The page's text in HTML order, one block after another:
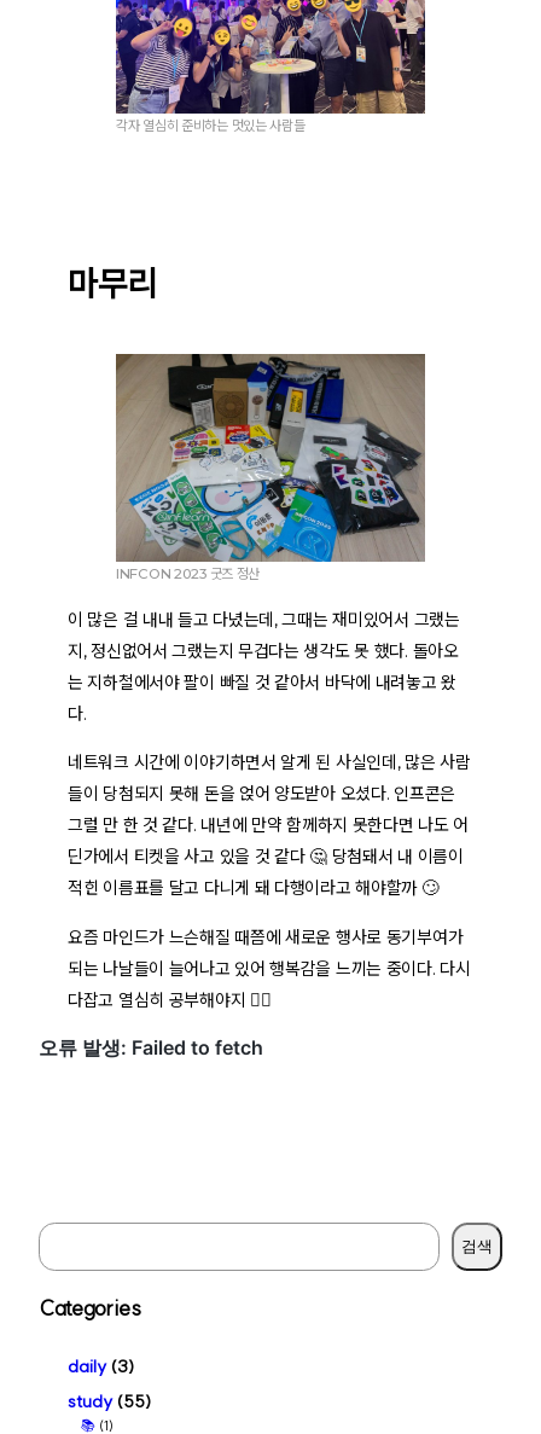
각자 열심히 준비하는 멋있는 사람들
마무리
INFCON 2023 굿즈 정산
이 많은 걸 내내 들고 다녔는데, 그때는 재미있어서 그랬는
지, 정신없어서 그랬는지 무겁다는 생각도 못 했다. 돌아오
는 지하철에서야 팔이 빠질 것 같아서 바닥에 내려놓고 왔
다.
네트워크 시간에 이야기하면서 알게 된 사실인데, 많은 사람
들이 당첨되지 못해 돈을 얹어 양도받아 오셨다. 인프콘은
그럴 만 한 것 같다. 내년에 만약 함께하지 못한다면 나도 어
딘가에서 티켓을 사고 있을 것 같다 🤔 당첨돼서 내 이름이
적힌 이름표를 달고 다니게 돼 다행이라고 해야할까 🙄
요즘 마인드가 느슨해질 때쯤에 새로운 행사로 동기부여가
되는 나날들이 늘어나고 있어 행복감을 느끼는 중이다. 다시
다잡고 열심히 공부해야지 🐱‍🏍
S
e
a
검색
Categories
daily(3)
study(55)
📚 (1)